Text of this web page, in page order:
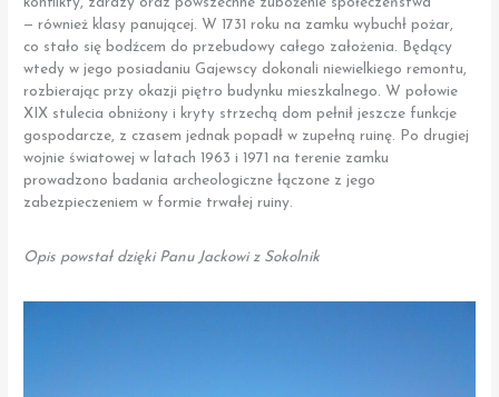
— również klasy panującej. W 1731 roku na zamku wybuchł pożar,
co stało się bodźcem do przebudowy całego założenia. Będący
wtedy w jego posiadaniu Gajewscy dokonali niewielkiego remontu,
rozbierając przy okazji piętro budynku mieszkalnego. W połowie
XIX stulecia obniżony i kryty strzechą dom pełnił jeszcze funkcje
gospodarcze, z czasem jednak popadł w zupełną ruinę. Po drugiej
wojnie światowej w latach 1963 i 1971 na terenie zamku
prowadzono badania archeologiczne łączone z jego
zabezpieczeniem w formie trwałej ruiny.
Opis powstał dzięki Panu Jackowi z Sokolnik